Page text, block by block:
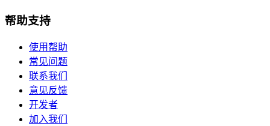
帮助支持
使用帮助
常见问题
联系我们
意见反馈
开发者
加入我们